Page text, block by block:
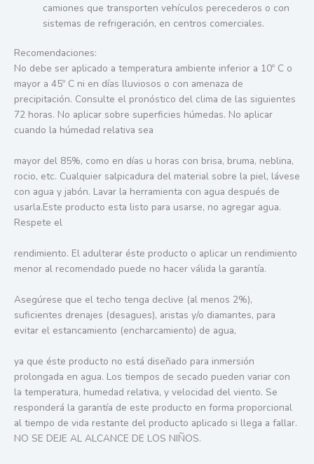
camiones que transporten vehículos perecederos o con
sistemas de refrigeración, en centros comerciales.
Recomendaciones:
No debe ser aplicado a temperatura ambiente inferior a 10º C o
mayor a 45º C ni en días lluviosos o con amenaza de
precipitación. Consulte el pronóstico del clima de las siguientes
72 horas. No aplicar sobre superficies húmedas. No aplicar
cuando la húmedad relativa sea
mayor del 85%, como en días u horas con brisa, bruma, neblina,
rocio, etc. Cualquier salpicadura del material sobre la piel, lávese
con agua y jabón. Lavar la herramienta con agua después de
usarla.Este producto esta listo para usarse, no agregar agua.
Respete el
rendimiento. El adulterar éste producto o aplicar un rendimiento
menor al recomendado puede no hacer válida la garantía.
Asegúrese que el techo tenga declive (al menos 2%),
suficientes drenajes (desagues), aristas y/o diamantes, para
evitar el estancamiento (encharcamiento) de agua,
ya que éste producto no está diseñado para inmersión
prolongada en agua. Los tiempos de secado pueden variar con
la temperatura, humedad relativa, y velocidad del viento. Se
responderá la garantía de este producto en forma proporcional
al tiempo de vida restante del producto aplicado si llega a fallar.
NO SE DEJE AL ALCANCE DE LOS NIÑOS.